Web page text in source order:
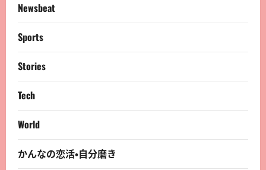
Newsbeat
Sports
Stories
Tech
World
かんなの恋活・自分磨き